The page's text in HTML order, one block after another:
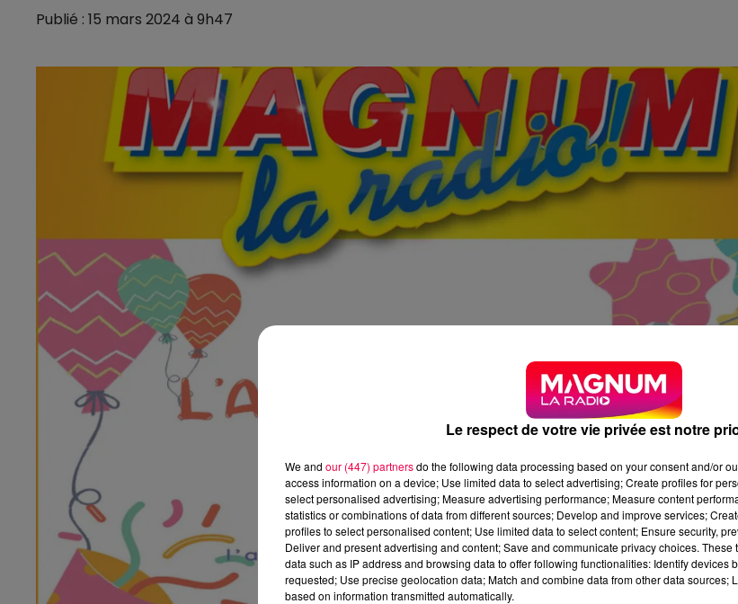
Publié : 15 mars 2024 à 9h47
Le respect de votre vie privée est notre
We and our (447) partnersdo the following data processing based on your consent and/or
access information on a device; Use limited data to select advertising; Create profiles for
select personalised advertising; Measure advertising performance; Measure content
statistics or combinations of data from different sources; Develop and improve services;
profiles to select personalised content; Use limited data to select content; Ensure security,
Deliver and present advertising and content; Save and communicate privacy choices.
data such as IP address and browsing data to offer following functionalities: Identify devices
requested; Use precise geolocation data; Match and combine data from other data sources;
based on information transmitted automatically.